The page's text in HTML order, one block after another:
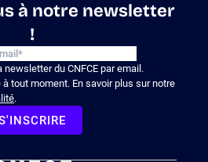
à notre newsletter
!
du CNFCE par email.
tout moment. En savoir plus sur notre
.